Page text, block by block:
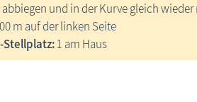
und in der Kurve gleich
m auf der linken Seite
Stellplatz:1 am Haus